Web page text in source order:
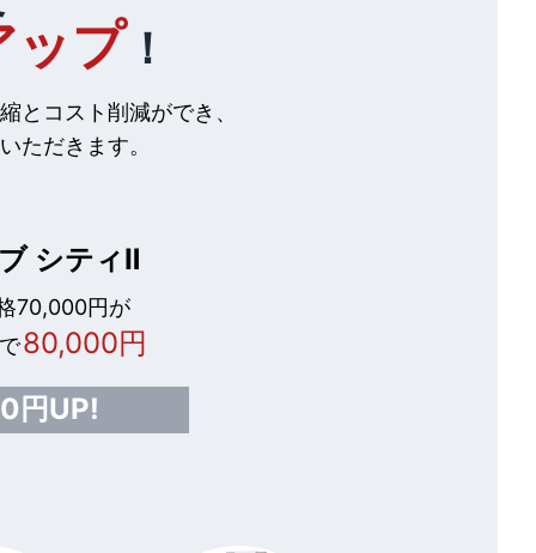
ップ ！
とコスト削減ができ、
ただきます。
シティⅡ
70,000円が
80,000円
円UP!